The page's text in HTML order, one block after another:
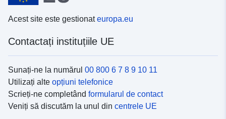
Acest site este gestionateuropa.eu
Contactați instituțiile UE
Sunați-ne la numărul 00 800 6 7 8 9 10 11
Utilizați alte opțiuni telefonice
Scrieți-ne completând formularul de contact
Veniți să discutăm la unul din centrele UE